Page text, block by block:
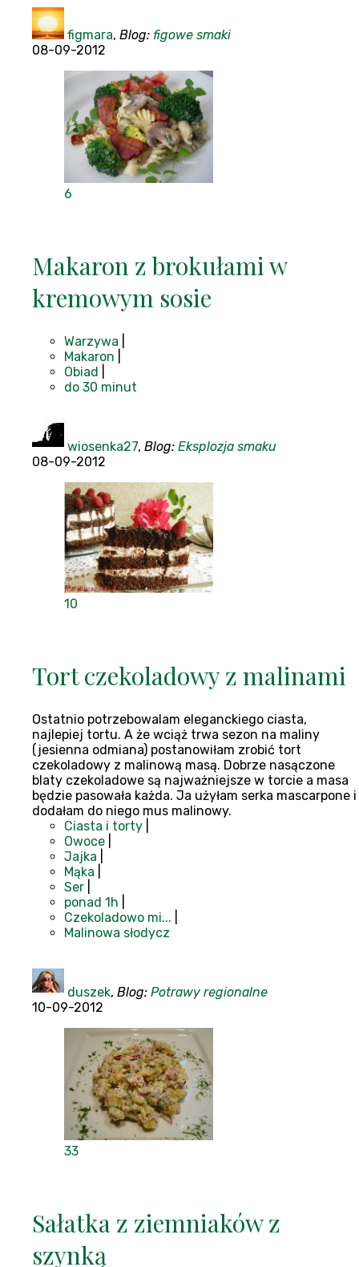
figmara, Blog: figowe smaki
08-09-2012
6
Makaron z brokułami w
kremowym sosie
Warzywa
Makaron
Obiad
do 30 minut
wiosenka27, Blog: Eksplozja smaku
08-09-2012
10
Tort czekoladowy z malinami
Ostatnio potrzebowalam eleganckiego ciasta,
najlepiej tortu. A że wciąż trwa sezon na maliny
(jesienna odmiana) postanowiłam zrobić tort
czekoladowy z malinową masą. Dobrze nasączone
blaty czekoladowe są najważniejsze w torcie a masa
będzie pasowała każda. Ja użyłam serka mascarpone i
dodałam do niego mus malinowy.
Ciasta i torty
Owoce
Jajka
Mąka
Ser
ponad 1h
Czekoladowo mi...
Malinowa słodycz
duszek, Blog: Potrawy regionalne
10-09-2012
33
Sałatka z ziemniaków z
szynką